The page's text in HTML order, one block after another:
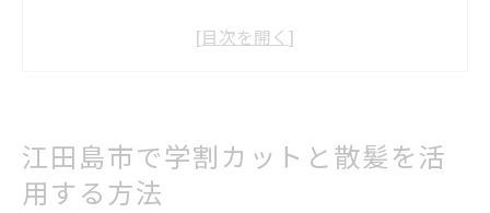
散髪の予算を抑える学割活用テクニック紹
介
江田島市で学割カットと散髪を活
用する方法